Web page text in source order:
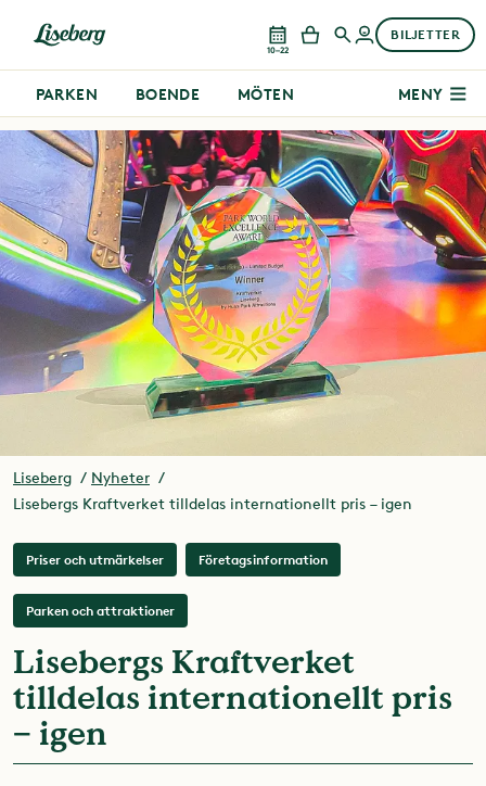
10–22
BILJETTER
PARKEN BOENDE MÖTEN MENY
Liseberg
Nyheter
Lisebergs Kraftverket tilldelas internationellt pris – igen
Priser och utmärkelser Företagsinformation
Parken och attraktioner
Lisebergs Kraftverket
tilldelas internationellt pris
– igen